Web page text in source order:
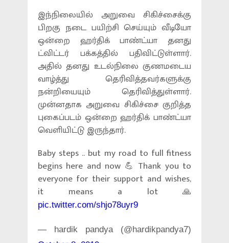
இந்நிலையில் அறுவை சிகிச்சைக்கு
பிறகு நடை பயிற்சி செய்யும் வீடியோ
ஒன்றை ஹர்திக் பாண்ட்யா தனது
ட்விட்டர் பக்கத்தில் பதிவிட்டுள்ளார்.
அதில் தனது உடல்நிலை குணமடைய
வாழ்த்து தெரிவித்தவர்களுக்கு
நன்றியையும் தெரிவித்துள்ளார்.
முன்னதாக அறுவை சிகிச்சை குறித்த
புகைப்படம் ஒன்றை ஹர்திக் பாண்ட்யா
வெளியிட்டு இருந்தார்.
Baby steps .. but my road to full fitness
begins here and now 💪 Thank you to
everyone for their support and wishes,
it means a lot 🙏
pic.twitter.com/shjo78uyr9
— hardik pandya (@hardikpandya7)